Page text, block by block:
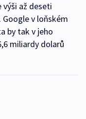
až deseti
v loňském
by tak v jeho
miliardy dolarů